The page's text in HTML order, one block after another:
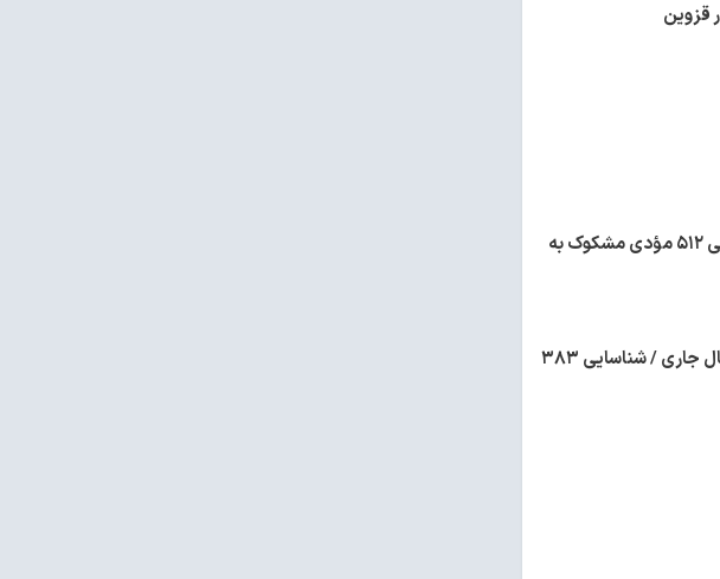
وصول ۹.۸ همت از محل کتمان درآمد در پنج ماهه امسال‌ / شناسایی ۵۱۲ مؤدی مشکوک به
وصول بیش از ۶ همت از محل کتمان درآمد در چهار ماهه نخست سال جاری / شناسایی ۳۸۳